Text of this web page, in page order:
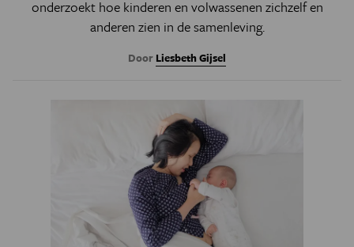
onderzoekt hoe kinderen en volwassenen zichzelf en
anderen zien in de samenleving.
Door Liesbeth Gijsel